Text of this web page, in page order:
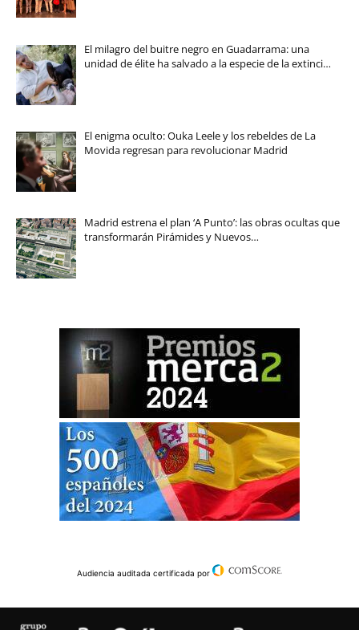
El milagro del buitre negro en Guadarrama: una
unidad de élite ha salvado a la especie de la extinci…
El enigma oculto: Ouka Leele y los rebeldes de La
Movida regresan para revolucionar Madrid
Madrid estrena el plan ‘A Punto’: las obras ocultas que
transformarán Pirámides y Nuevos…
Audiencia auditada certificada por